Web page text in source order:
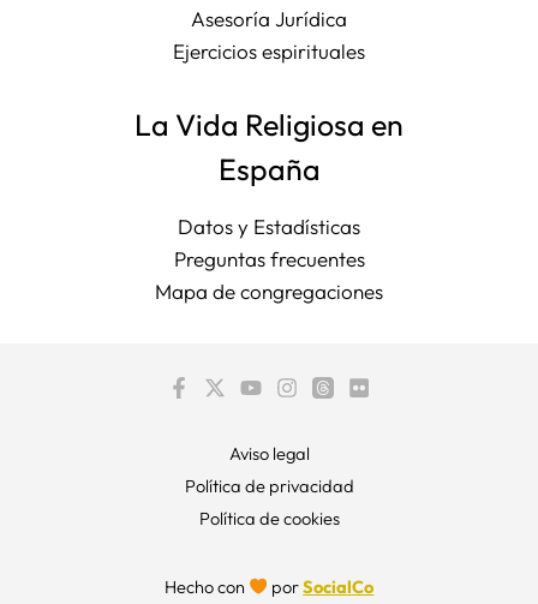
Asesoría Jurídica
Ejercicios espirituales
La Vida Religiosa en
España
Datos y Estadísticas
Preguntas frecuentes
Mapa de congregaciones
Aviso legal
Política de privacidad
Política de cookies
Hecho con porSocialCo